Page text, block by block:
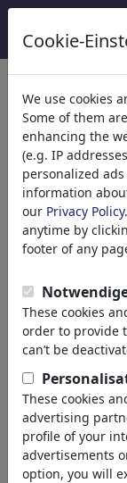
Enjoy
of
toonpool es la
486 artistas de
FEATURED
aleatorio
Cookie-
We use cookies
Some of them
enhancing the
(e.g. IP
personalized
information
our Privacy Policy
anytime by
footer of any
These cookies
order to provide
can’t be
These cookies
advertising
profile of your
advertisements
option, you will